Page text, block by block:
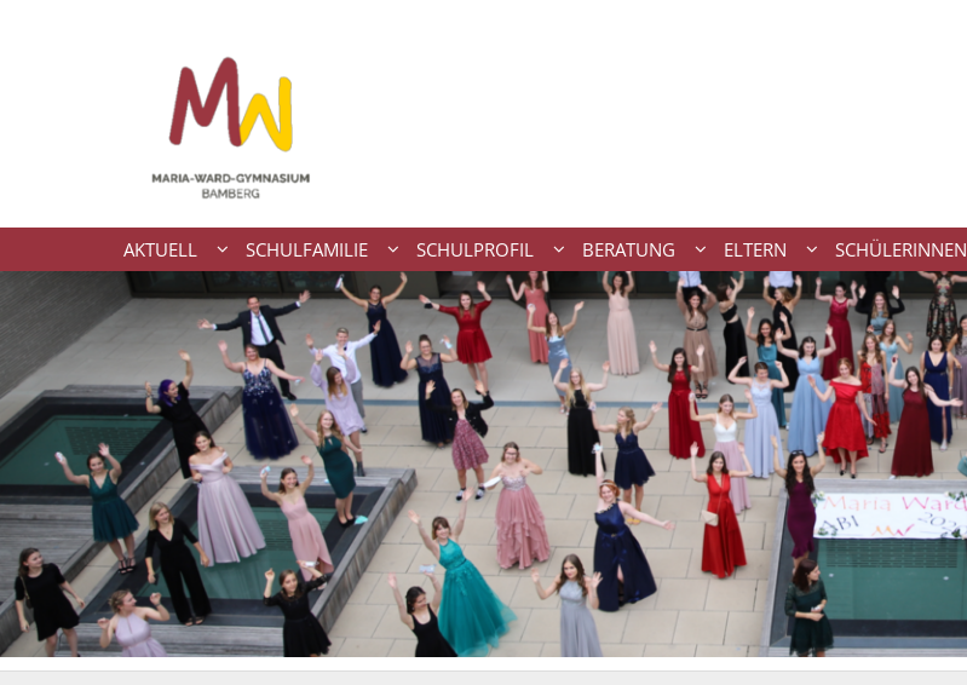
AKTUELL SCHULFAMILIE SCHULPROFIL BERATUNG ELTERN SCHÜLERINNEN